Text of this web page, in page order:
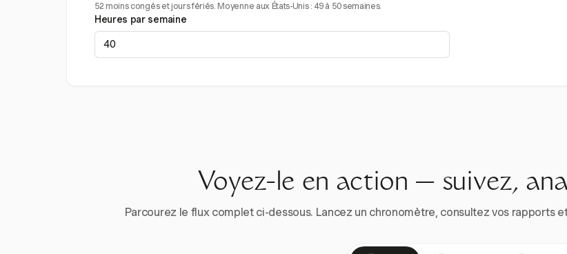
52 moins congés et jours fériés. Moyenne aux États-Unis : 49 à 50 semaines.
Heures par semaine
Voyez-le en action — suivez,
Parcourez le flux complet ci-dessous. Lancez un chronomètre, consultez vos rapports